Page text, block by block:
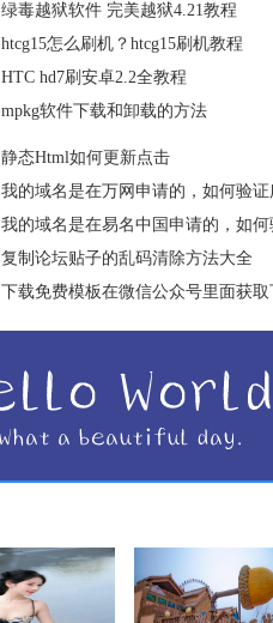
绿毒越狱软件 完美越狱4.21教程
htcg15怎么刷机？htcg15刷机教程
HTC hd7刷安卓2.2全教程
mpkg软件下载和卸载的方法
静态Html如何更新点击
我的域名是在万网申请的，如何验
我的域名是在易名中国申请的，如
复制论坛贴子的乱码清除方法大全
下载免费模板在微信公众号里面获